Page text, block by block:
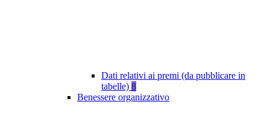
Dati relativi ai premi (da pubblicare in
tabelle) 8
Benessere organizzativo